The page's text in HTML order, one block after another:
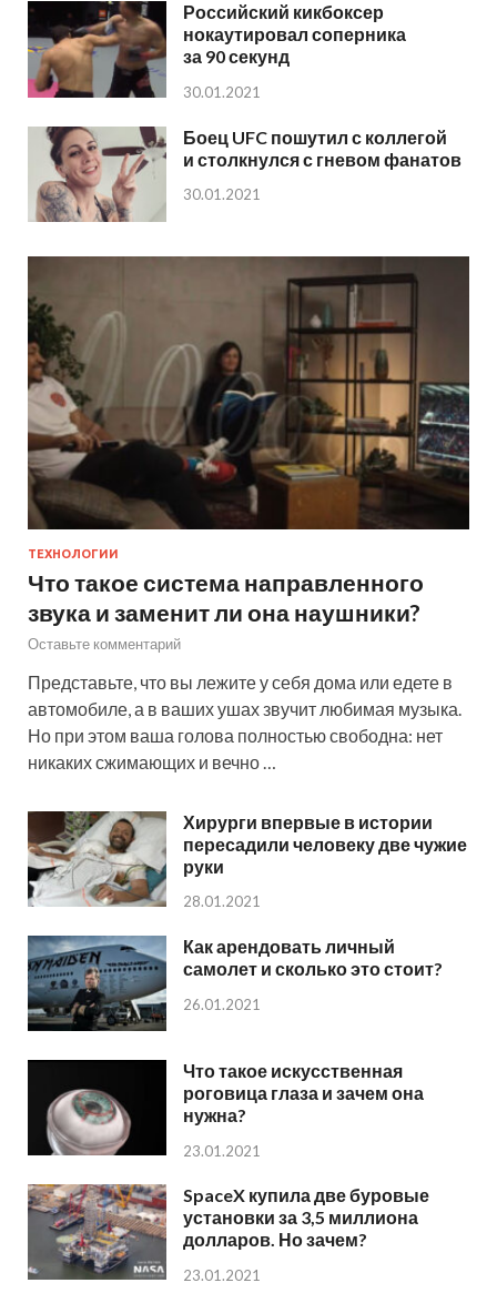
Российский кикбоксер
нокаутировал соперника
за 90 секунд
30.01.2021
Боец UFC пошутил с коллегой
и столкнулся с гневом фанатов
30.01.2021
ТЕХНОЛОГИИ
Что такое система направленного
звука и заменит ли она наушники?
Оставьте комментарий
Представьте, что вы лежите у себя дома или едете в
автомобиле, а в ваших ушах звучит любимая музыка.
Но при этом ваша голова полностью свободна: нет
никаких сжимающих и вечно …
Хирурги впервые в истории
пересадили человеку две чужие
руки
28.01.2021
Как арендовать личный
самолет и сколько это стоит?
26.01.2021
Что такое искусственная
роговица глаза и зачем она
нужна?
23.01.2021
SpaceX купила две буровые
установки за 3,5 миллиона
долларов. Но зачем?
23.01.2021